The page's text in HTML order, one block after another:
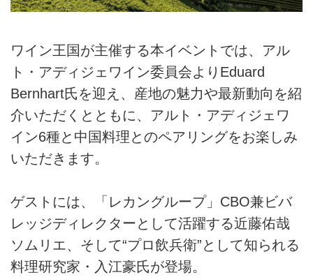
ワイン王国が主催する本イベントでは、アル
ト・アディジェワイン委員会よりEduard
Bernhart氏を迎え、産地の魅力や最新動向を紹
介いただくとともに、アルト・アディジェワ
イン6種と中国料理とのペアリングをお楽しみ
いただきます。
ゲストには、「レカングループ」CBO兼ビバ
レッジディレクターとして活躍する近藤佑哉
ソムリエ、そして“プロ飲兵衛”として知られる
料理研究家・入江豪氏が登場。